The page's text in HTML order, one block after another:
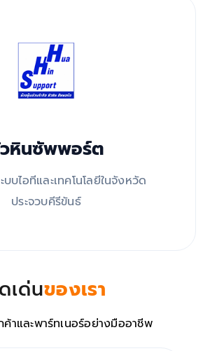
หินซัพพอร์ต
บบไอทีและเทคโนโลยีในจังหวัด
ประจวบคีรีขันธ์
เด่นของเรา
าและพาร์ทเนอร์อย่างมืออาชีพ